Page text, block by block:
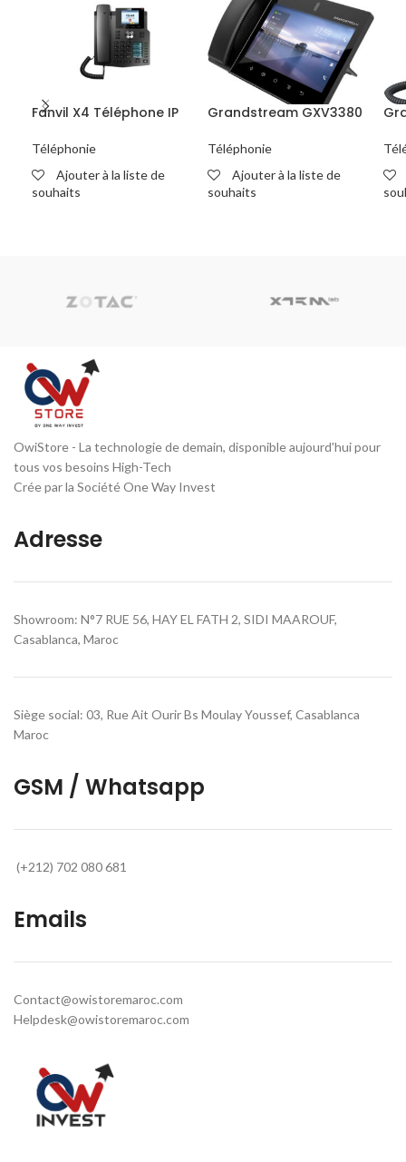
Fanvil X4 Téléphone IP
Téléphonie
Ajouter à la liste de
souhaits
Grandstream GXV3380
Téléphonie
Ajouter à la liste de
souhaits
OwiStore - La technologie de demain, disponible aujourd'hui pour
tous vos besoins High-Tech
Crée par la Société One Way Invest
Adresse
Showroom: N°7 RUE 56, HAY EL FATH 2, SIDI MAAROUF,
Casablanca, Maroc
Siège social: 03, Rue Ait Ourir Bs Moulay Youssef, Casablanca
Maroc
GSM / Whatsapp
(+212) 702 080 681
Emails
Contact@owistoremaroc.com
Helpdesk@owistoremaroc.com